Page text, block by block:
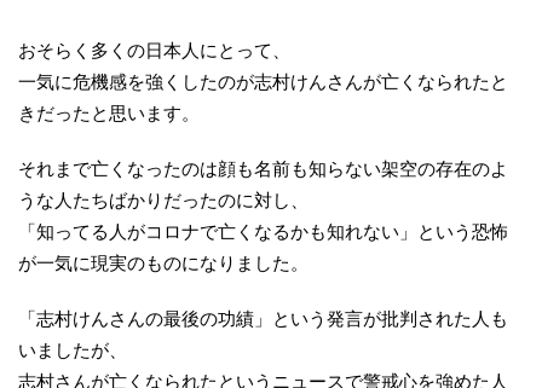
おそらく多くの日本人にとって、
一気に危機感を強くしたのが志村けんさんが亡くなられたと
きだったと思います。
それまで亡くなったのは顔も名前も知らない架空の存在のよ
うな人たちばかりだったのに対し、
「知ってる人がコロナで亡くなるかも知れない」という恐怖
が一気に現実のものになりました。
「志村けんさんの最後の功績」という発言が批判された人も
いましたが、
志村さんが亡くなられたというニュースで警戒心を強めた人